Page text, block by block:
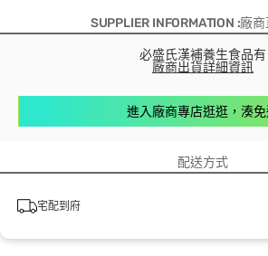
SUPPLIER INFORMATION :廠
必盛氏漢補養生食品有
廠商出貨詳細資訊
進入廠商專店逛逛，湊免
配送方式
宅配到府